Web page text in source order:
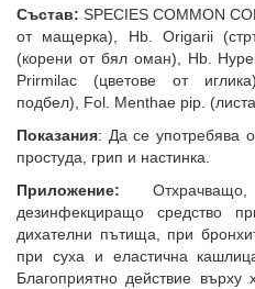
Състав: SPECIES COMMON
от мащерка), Hb. Origarii
(корени от бял оман), Hb.
Prirmilac (цветове от
подбел), Fol. Menthae pip.
Показания: Да се употребява
простуда, грип и настинка.
Приложение:
дезинфекциращо средство
дихателни пътища, при
при суха и еластична
Благоприятно действие върху